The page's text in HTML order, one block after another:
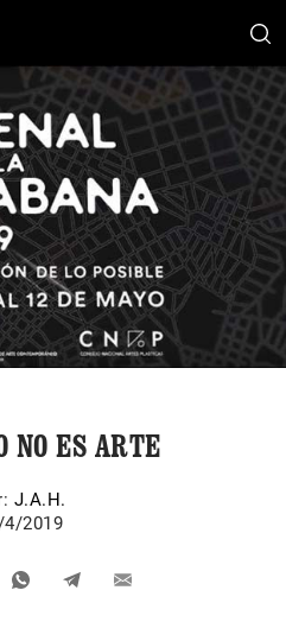
NO ES ARTE
J.A.H.
4/2019